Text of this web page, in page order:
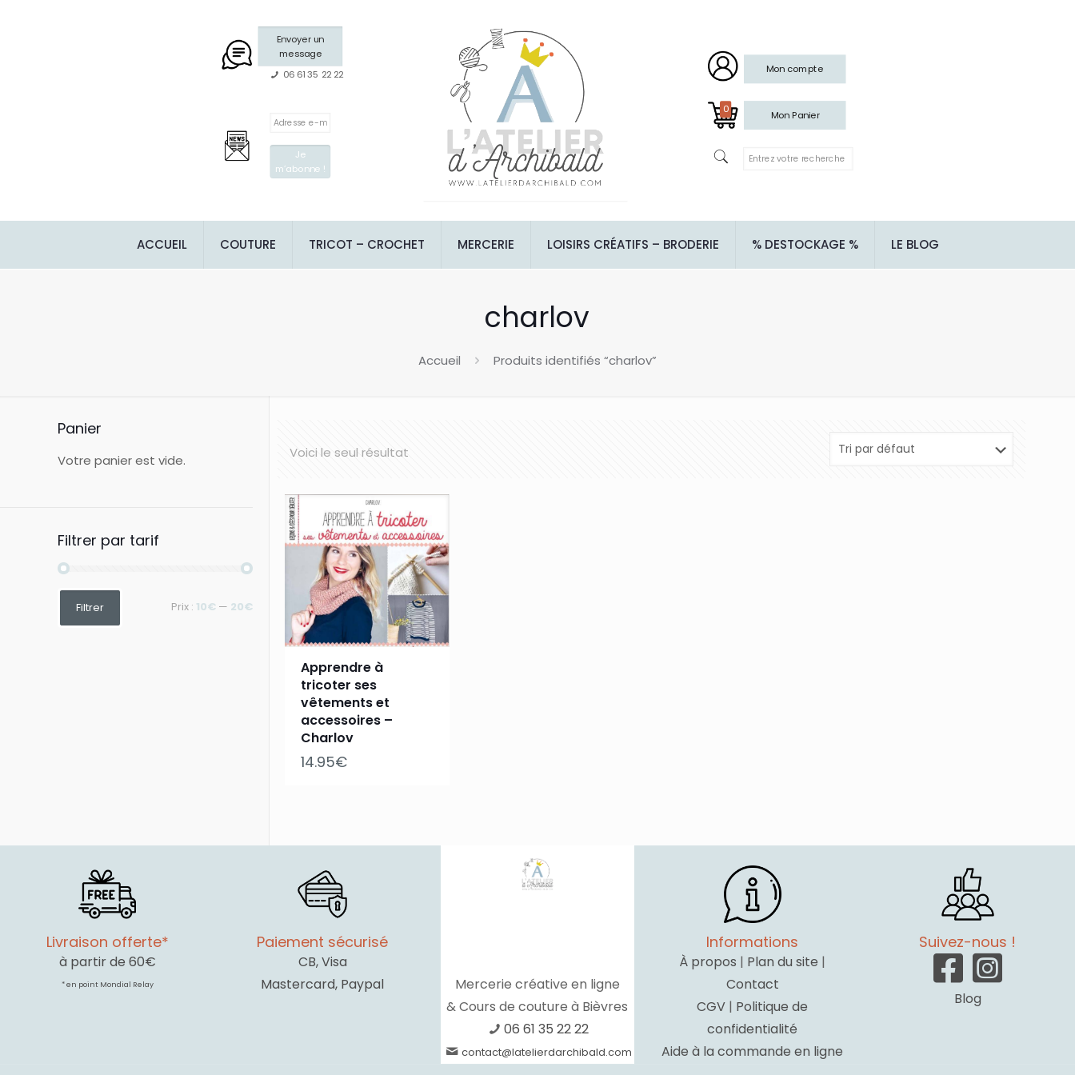
Envoyer un
message
06 61 35 22 22
Mon compte
0 Mon Panier
ACCUEIL COUTURE TRICOT – CROCHET MERCERIE LOISIRS CRÉATIFS – BRODERIE % DESTOCKAGE % LE BLOG
charlov
Accueil Produits identifiés “charlov”
Voici le seul résultat
Apprendre à
tricoter ses
vêtements et
accessoires –
Charlov
14.95€
Panier
Votre panier est vide.
Filtrer par tarif
Filtrer Prix : 10€ — 20€
Livraison offerte*
à partir de 60€
* en point Mondial Relay
Paiement sécurisé
CB, Visa
Mastercard, Paypal
Mercerie créative en ligne
& Cours de couture à Bièvres
06 61 35 22 22
contact@latelierdarchibald.com
Informations
À propos | Plan du site |
Contact
CGV | Politique de
confidentialité
Aide à la commande en ligne
Suivez-nous !
Blog